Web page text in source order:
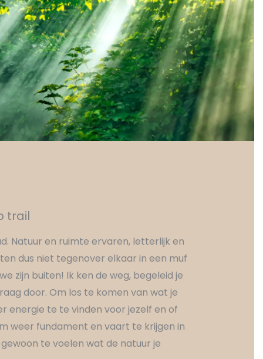
trail
Natuur en ruimte ervaren, letterlijk en
dus niet tegenover elkaar in een muf
zijn buiten! Ik ken de weg, begeleid je
door. Om los te komen van wat je
energie te te vinden voor jezelf en of
weer fundament en vaart te krijgen in
te voelen wat de natuur je